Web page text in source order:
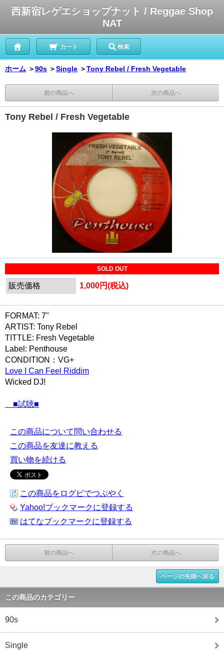
西新宿レゲエショップナット / Reggae Shop
NAT
カート 検索
ホーム ＞90s ＞Single ＞Tony Rebel / Fresh Vegetable
前の商品へ 次の商品へ
Tony Rebel / Fresh Vegetable
SOLD OUT
販売価格 1,000円(税込)
FORMAT: 7"
ARTIST: Tony Rebel
TITTLE: Fresh Vegetable
Label: Penthouse
CONDITION：VG+
Love I Can Feel Riddim
Wicked DJ!
■試聴■
この商品について問い合わせる
この商品を友達に教える
買い物を続ける
この商品をログピでつぶやく
Yahoo!ブックマークに登録する
はてなブックマークに登録する
前の商品へ 次の商品へ
ページの先頭へ戻る
この商品のカテゴリー
90s
Single